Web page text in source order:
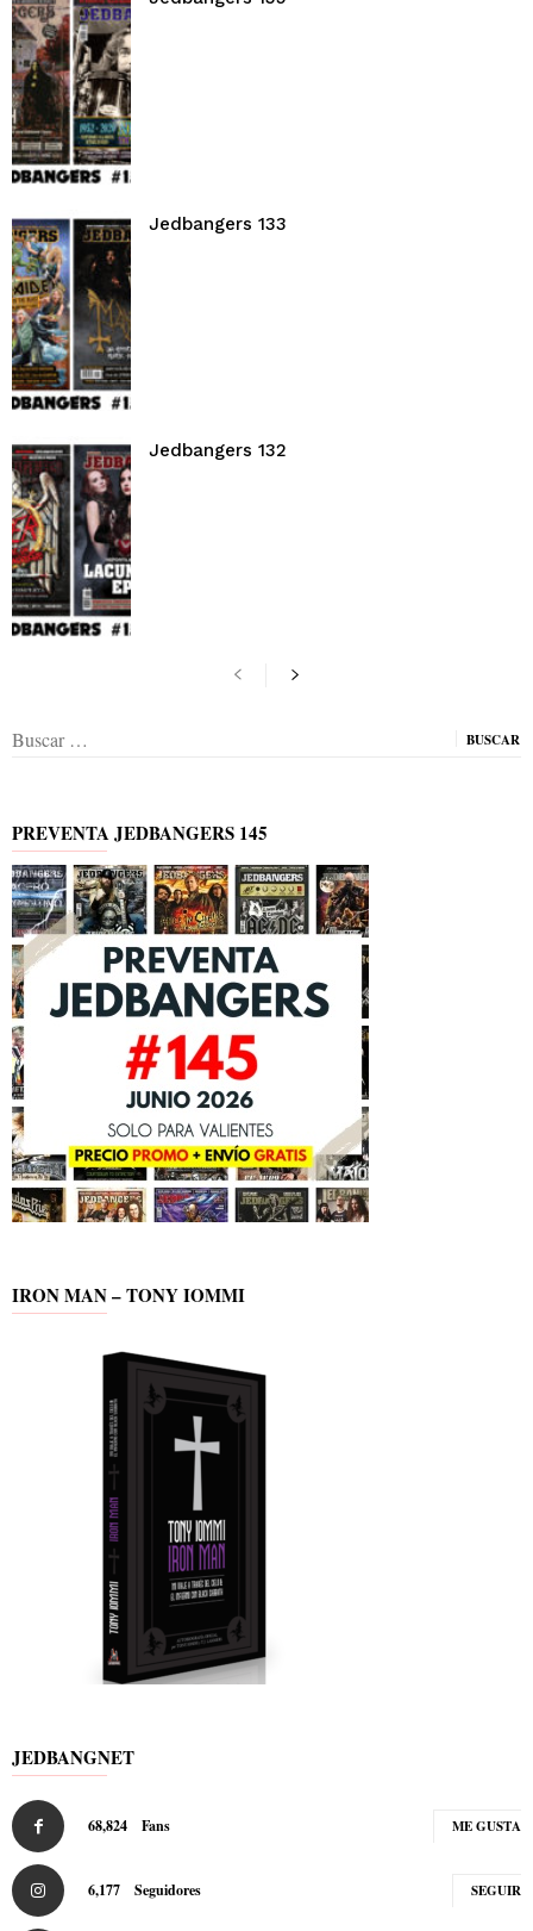
Jedbangers 133
Jedbangers 132
Buscar:
PREVENTA JEDBANGERS 145
IRON MAN – TONY IOMMI
JEDBANGNET
68,824 Fans ME GUSTA
6,177 Seguidores SEGUIR